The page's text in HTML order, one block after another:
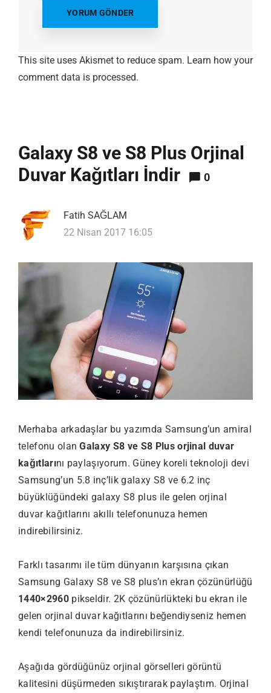
This site uses Akismet to reduce spam. Learn how your
comment data is processed.
Galaxy S8 ve S8 Plus Orjinal
Duvar Kağıtları İndir
0
Fatih SAĞLAM
22 Nisan 2017 16:05
Merhaba arkadaşlar bu yazımda Samsung’un amiral
telefonu olanGalaxy S8 ve S8 Plus orjinal duvar
kağıtlarını paylaşıyorum. Güney koreli teknoloji devi
Samsung’un 5.8 inç’lik galaxy S8 ve 6.2 inç
büyüklüğündeki galaxy S8 plus ile gelen orjinal
duvar kağıtlarını akıllı telefonunuza hemen
indirebilirsiniz.
Farklı tasarımı ile tüm dünyanın karşısına çıkan
Samsung Galaxy S8 ve S8 plus’ın ekran çözünürlüğü
1440×2960pikseldir. 2K çözünürlükteki bu ekran ile
gelen orjinal duvar kağıtlarını beğendiyseniz hemen
kendi telefonunuza da indirebilirsiniz.
Aşağıda gördüğünüz orjinal görselleri görüntü
kalitesini düşürmeden sıkıştırarak paylaştım. Orjinal